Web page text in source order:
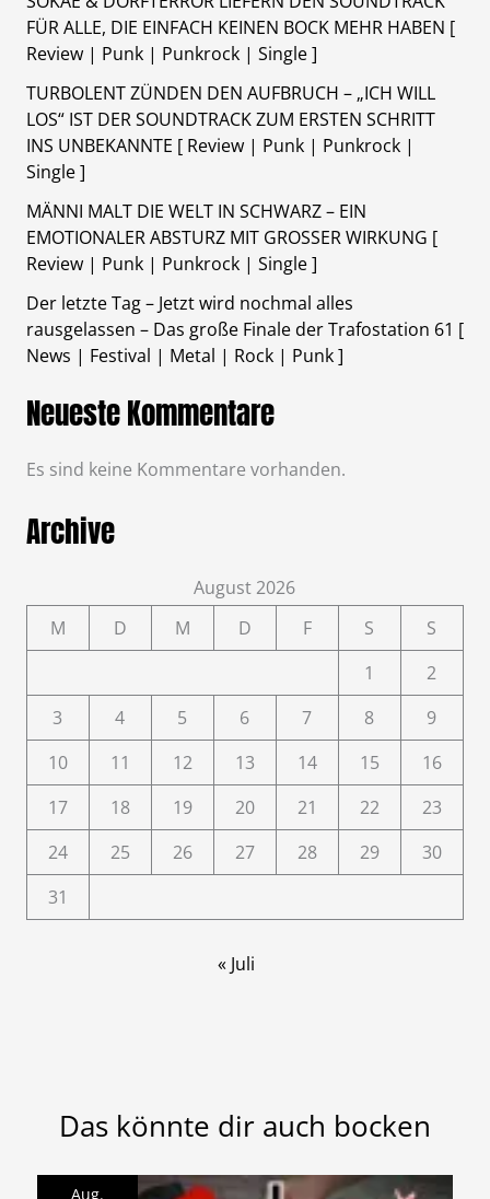
FÜR ALLE, DIE EINFACH KEINEN BOCK MEHR HABEN [
Review | Punk | Punkrock | Single ]
TURBOLENT ZÜNDEN DEN AUFBRUCH – „ICH WILL
LOS“ IST DER SOUNDTRACK ZUM ERSTEN SCHRITT
INS UNBEKANNTE [ Review | Punk | Punkrock |
Single ]
MÄNNI MALT DIE WELT IN SCHWARZ – EIN
EMOTIONALER ABSTURZ MIT GROSSER WIRKUNG [
Review | Punk | Punkrock | Single ]
Der letzte Tag – Jetzt wird nochmal alles
rausgelassen – Das große Finale der Trafostation 61 [
News | Festival | Metal | Rock | Punk ]
Neueste Kommentare
Es sind keine Kommentare vorhanden.
Archive
August 2026
M
D M D F S
S
1
2
3
4 5 6 7 8
9
10
11 12 13 14 15
16
17
18 19 20 21 22
23
24
25 26 27 28 29
30
31
« Juli
Das könnte dir auch bocken
Aug.